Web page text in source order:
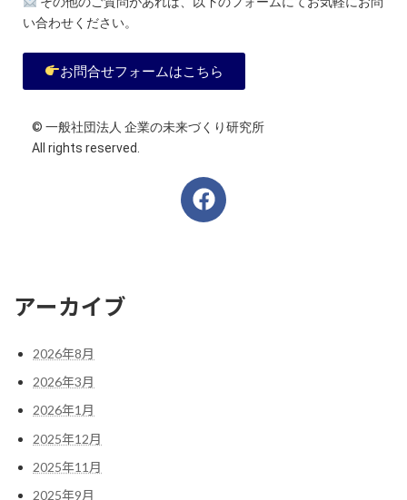
い合わせください。
お問合せフォームはこちら
© 一般社団法人 企業の未来づくり研究所
All rights reserved.
アーカイブ
2026年8月
2026年3月
2026年1月
2025年12月
2025年11月
2025年9月